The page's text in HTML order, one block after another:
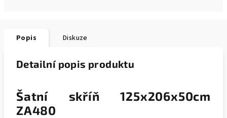
Popis Diskuze
Detailní popis produktu
Šatní skříň 125x206x50cm
ZA480